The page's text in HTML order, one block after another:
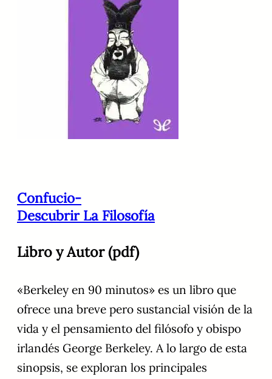
Confucio-
Descubrir La Filosofía
Libro y Autor (pdf)
«Berkeley en 90 minutos» es un libro que
ofrece una breve pero sustancial visión de la
vida y el pensamiento del filósofo y obispo
irlandés George Berkeley. A lo largo de esta
sinopsis, se exploran los principales